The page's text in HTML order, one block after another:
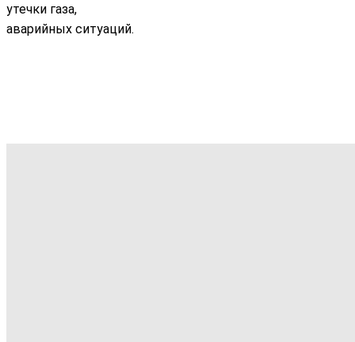
утечки газа,
аварийных ситуаций.